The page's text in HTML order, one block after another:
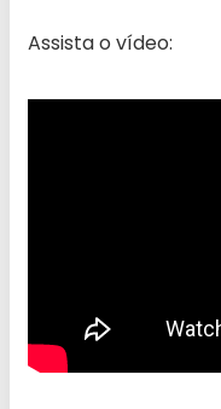
Assista o vídeo: